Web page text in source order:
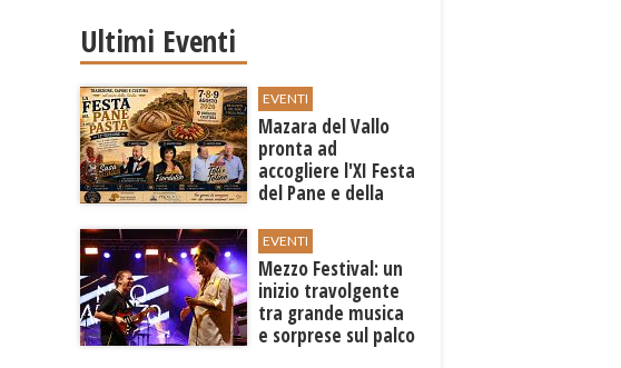
Ultimi Eventi
EVENTI
Mazara del Vallo
pronta ad
accogliere l'XI Festa
del Pane e della
EVENTI
Mezzo Festival: un
inizio travolgente
tra grande musica
e sorprese sul palco